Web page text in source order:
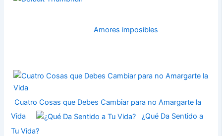
Amores imposibles
Cuatro Cosas que Debes Cambiar para no Amargarte la
Vida
¿Qué Da Sentido a
Tu Vida?